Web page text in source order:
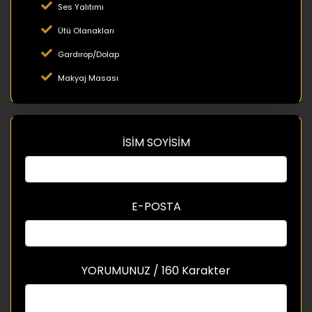
Ses Yalıtımı
Ütü Olanakları
Gardırop/Dolap
Makyaj Masası
İSİM SOYİSİM
E-POSTA
YORUMUNUZ / 160 Karakter